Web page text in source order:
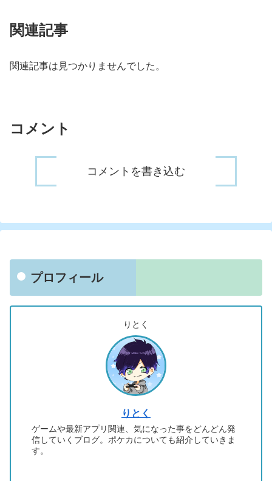
関連記事
関連記事は見つかりませんでした。
コメント
コメントを書き込む
プロフィール
りとく
りとく
ゲームや最新アプリ関連、気になった事をどんどん発
信していくブログ。ポケカについても紹介していきま
す。